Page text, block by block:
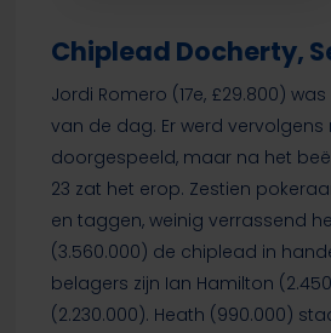
Chiplead Docherty,
Jordi Romero (17e, £29.800)
van de dag. Er werd vervolgens
doorgespeeld, maar na het
23 zat het erop. Zestien
en taggen, weinig verrassend
(3.560.000) de chiplead in
belagers zijn Ian Hamilton
(2.230.000). Heath (990.000)